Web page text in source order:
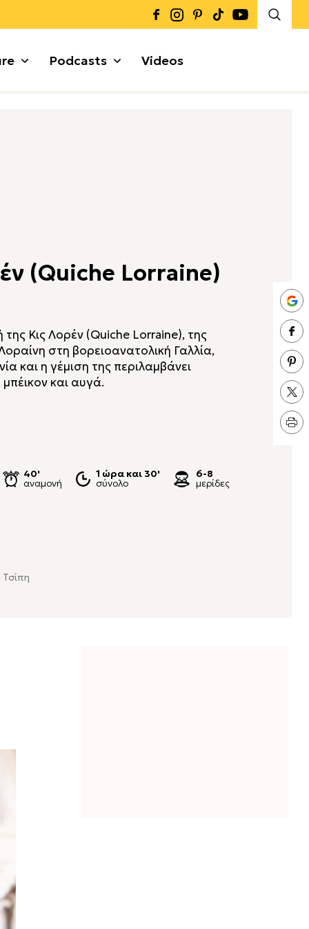
Podcasts Videos
(Quiche Lorraine)
Κις Λορέν (Quiche Lorraine), της
στη βορειοανατολική Γαλλία,
και η γέμιση της περιλαμβάνει
και αυγά.
40'
αναμονή
1 ώρα και 30'
σύνολο
6-8
μερίδες